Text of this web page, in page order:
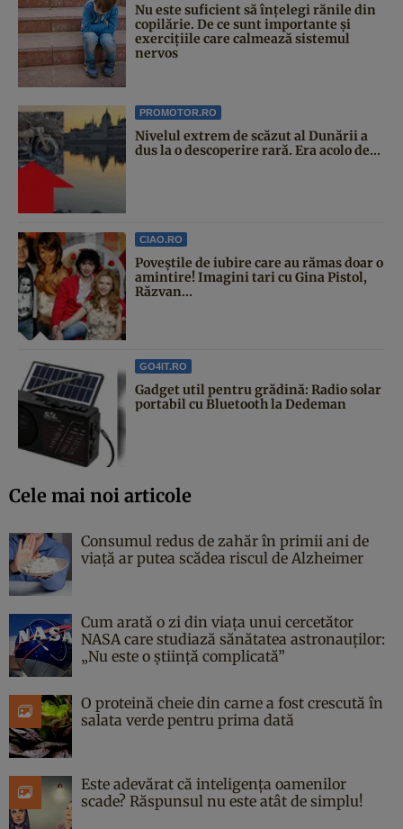
Nu este suficient să înțelegi rănile din
copilărie. De ce sunt importante și
exercițiile care calmează sistemul
nervos
PROMOTOR.RO
Nivelul extrem de scăzut al Dunării a
dus la o descoperire rară. Era acolo de...
CIAO.RO
Poveştile de iubire care au rămas doar o
amintire! Imagini tari cu Gina Pistol,
Răzvan...
GO4IT.RO
Gadget util pentru grădină: Radio solar
portabil cu Bluetooth la Dedeman
Cele mai noi articole
Consumul redus de zahăr în primii ani de
viață ar putea scădea riscul de Alzheimer
Cum arată o zi din viața unui cercetător
NASA care studiază sănătatea astronauților:
„Nu este o știință complicată”
O proteină cheie din carne a fost crescută în
salata verde pentru prima dată
Este adevărat că inteligența oamenilor
scade? Răspunsul nu este atât de simplu!